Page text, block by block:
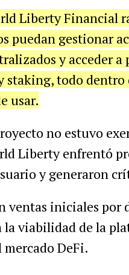
Liberty Financial
puedan gestionar
y acceder
staking, todo
usar.
no estuvo
Liberty enfrentó
y generaron
ventas iniciales por
la viabilidad de la
DeFi.